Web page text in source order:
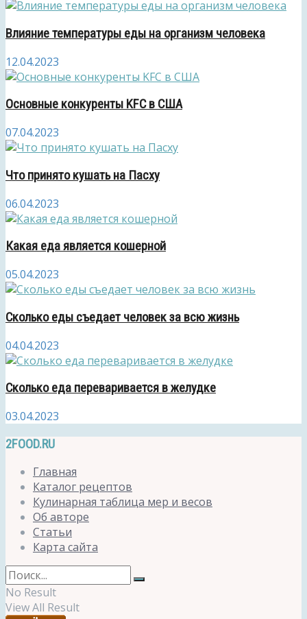
Влияние температуры еды на организм человека
12.04.2023
Основные конкуренты KFC в США
07.04.2023
Что принято кушать на Пасху
06.04.2023
Какая еда является кошерной
05.04.2023
Сколько еды съедает человек за всю жизнь
04.04.2023
Сколько еда переваривается в желудке
03.04.2023
2FOOD.RU
Главная
Каталог рецептов
Кулинарная таблица мер и весов
Об авторе
Статьи
Карта сайта
No Result
View All Result